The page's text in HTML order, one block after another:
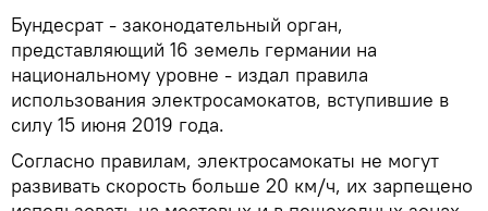
Бундесрат - законодательный орган,
представляющий 16 земель германии на
национальному уровне - издал правила
использования электросамокатов, вступившие в
силу 15 июня 2019 года.
Согласно правилам, электросамокаты не могут
развивать скорость больше 20 км/ч, их зарпещено